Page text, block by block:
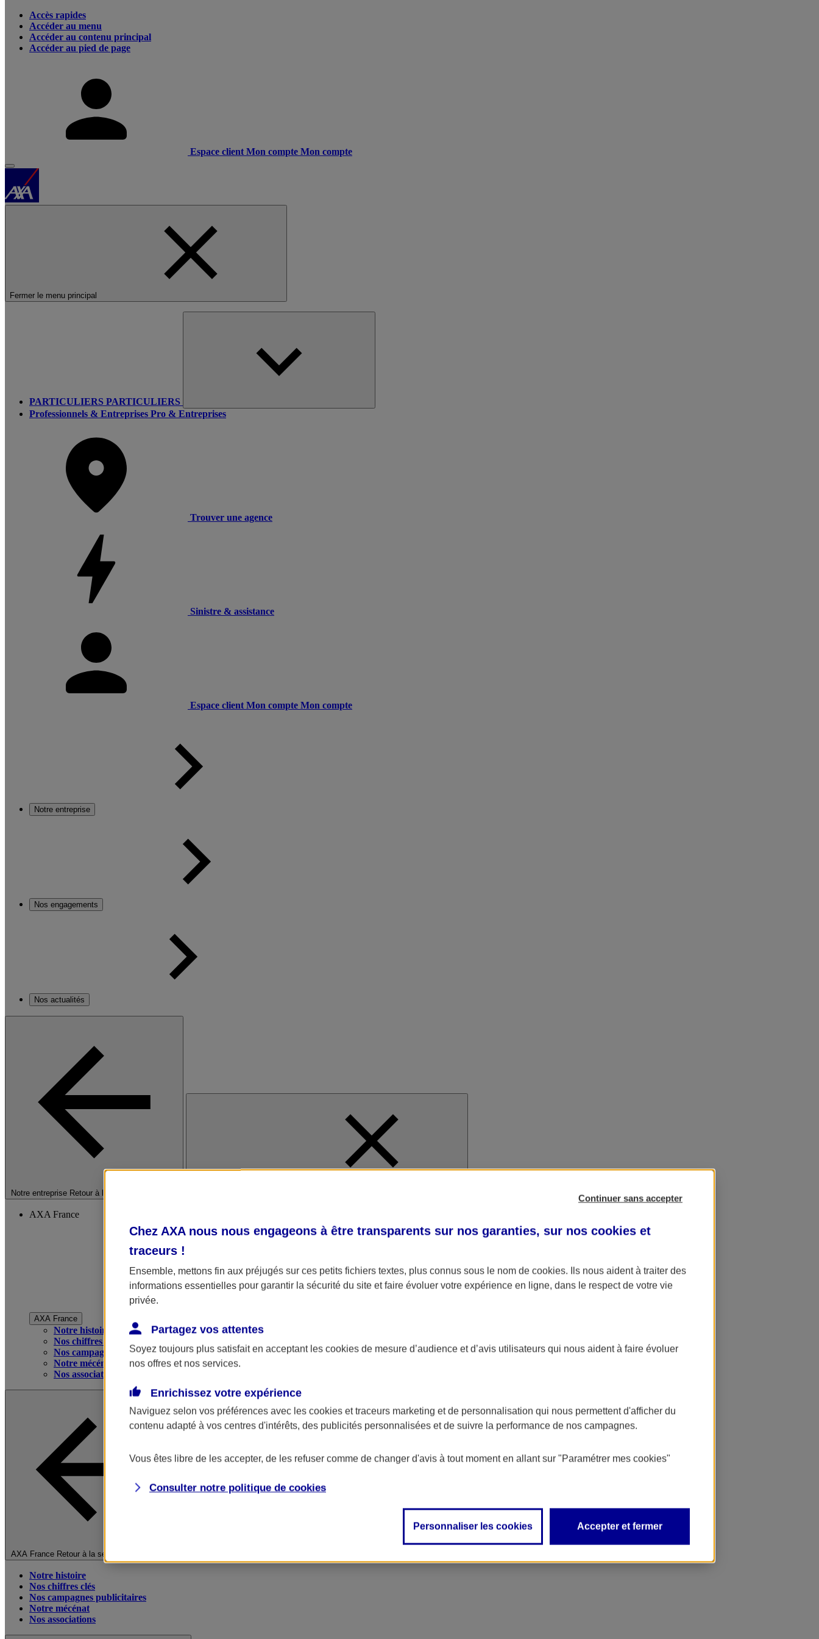
Accès rapides
Accéder au menu
Accéder au contenu principal
Accéder au pied de page
Espace client Mon compte Mon compte
Fermer le menu principal
PARTICULIERS PARTICULIERS
Professionnels & Entreprises Pro & Entreprises
Trouver une agence
Sinistre & assistance
Espace client Mon compte Mon compte
Notre entreprise
Nos engagements
Nos actualités
Notre entreprise Retour à la section précédente
AXA France
AXA France
Notre histoire
Nos chiffres clés
Nos campagnes publicitaires
Notre mécénat
Nos associations
AXA France Retour à la section précédente
Notre histoire
Nos chiffres clés
Nos campagnes publicitaires
Notre mécénat
Nos associations
Continuer sans accepter
Chez AXA nous nous engageons à être transparents sur nos garanties, sur nos cookies et
traceurs !
Ensemble, mettons fin aux préjugés sur ces petits fichiers textes, plus connus sous le nom de cookies. Ils nous aident à traiter des
informations essentielles pour garantir la sécurité du site et faire évoluer votre expérience en ligne, dans le respect de votre vie
privée.
Partagez vos attentes
Soyez toujours plus satisfait en acceptant les cookies de mesure d’audience et d’avis utilisateurs qui nous aident à faire évoluer
nos offres et nos services.
Enrichissez votre expérience
Naviguez selon vos préférences avec les cookies et traceurs marketing et de personnalisation qui nous permettent d'afficher du
contenu adapté à vos centres d'intérêts, des publicités personnalisées et de suivre la performance de nos campagnes.
Vous êtes libre de les accepter, de les refuser comme de changer d'avis à tout moment en allant sur "Paramétrer mes cookies"
Consulter notre politique de cookies
Personnaliser les cookies Accepter et fermer